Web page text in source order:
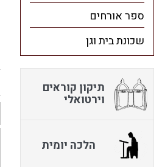
ספר אורחים
שכונת בית וגן
תיקון קוראים
וירטואלי
הלכה יומית